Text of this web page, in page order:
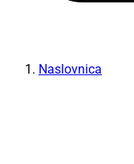
Naslovnica